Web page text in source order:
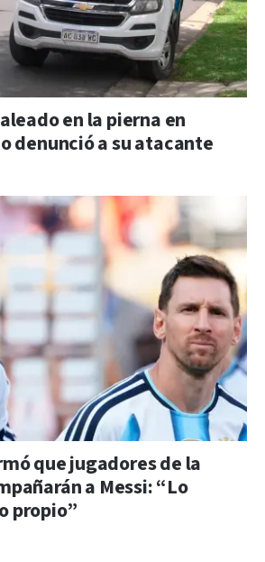
en la pierna en
denunció a su atacante
que jugadores de la
a Messi: “Lo
propio”